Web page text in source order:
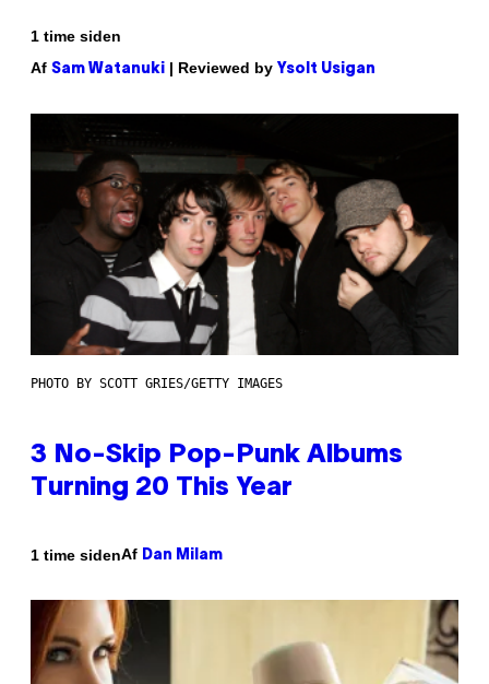
1 time siden
Af Sam Watanuki | Reviewed by Ysolt Usigan
PHOTO BY SCOTT GRIES/GETTY IMAGES
3 No-Skip Pop-Punk Albums
Turning 20 This Year
1 time sidenAf Dan Milam